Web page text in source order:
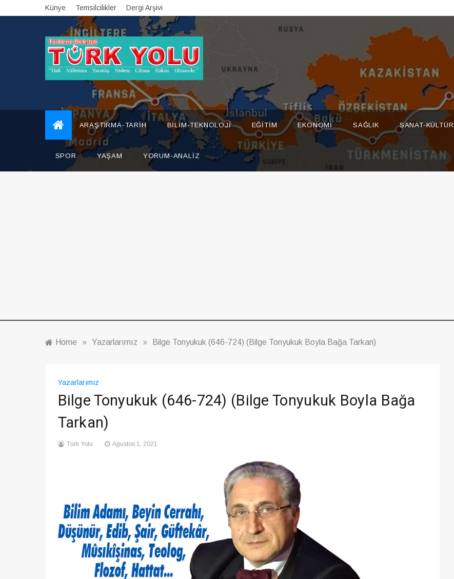
to
Künye Temsilcilikler Dergi Arşivi
Türk Yolu Dergisi
ARAŞTIRMA-TARIH BILIM-TEKNOLOJI EĞITIM EKONOMI SAĞLIK SANAT-KÜLTÜR
SPOR YAŞAM YORUM-ANALIZ
Home » Yazarlarımız » Bilge Tonyukuk (646-724) (Bilge Tonyukuk Boyla Bağa Tarkan)
Yazarlarımız
Bilge Tonyukuk (646-724) (Bilge Tonyukuk Boyla Bağa
Tarkan)
Türk Yolu Ağustos 1, 2021